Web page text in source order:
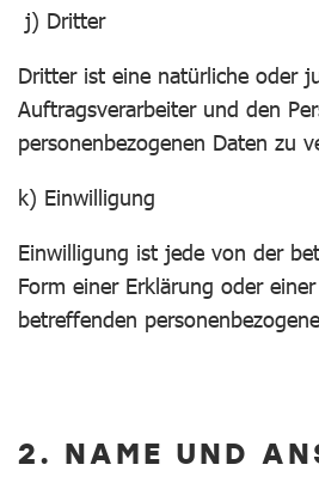
j) Dritter
Dritter ist eine natürliche oder
Auftragsverarbeiter und den
personenbezogenen Daten zu
k) Einwilligung
Einwilligung ist jede von der
Form einer Erklärung oder
betreffenden
2. NAME UND